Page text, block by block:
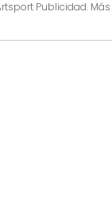
Publicidad.